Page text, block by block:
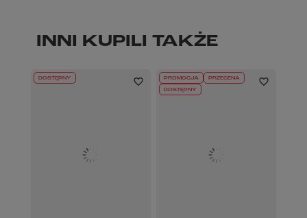
INNI KUPILI TAKŻE
DOSTĘPNY PROMOCJA PRZECENA
DOSTĘPNY